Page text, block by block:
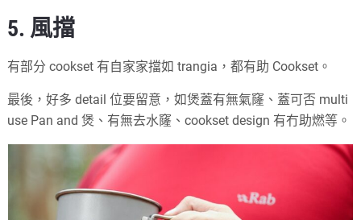
5. 風擋
有部分 cookset 有自家家擋如 trangia，都有助 Cookset。
最後，好多 detail 位要留意，如煲蓋有無氣窿、蓋可否 multi
use Pan and 煲、有無去水窿、cookset design 有冇助燃等。